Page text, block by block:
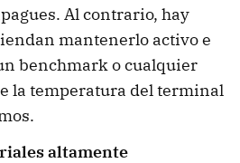
Al contrario, hay
mantenerlo activo e
benchmark o cualquier
la temperatura del terminal
altamente